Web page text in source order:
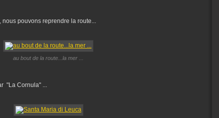
pouvons reprendre la route...
au bout de la route...la mer ...
"La Cornula" ...